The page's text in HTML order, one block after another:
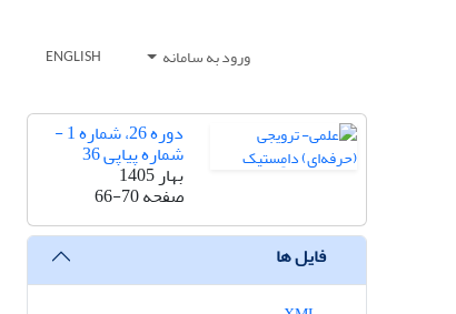
ورود به سامانه ENGLISH
دوره 26، شماره 1 -
شماره پیاپی 36
بهار 1405
صفحه66-70
فایل ها